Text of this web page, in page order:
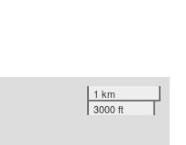
1 km
3000 ft